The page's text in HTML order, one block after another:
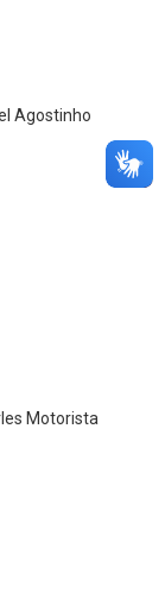
Agostinho
Motorista